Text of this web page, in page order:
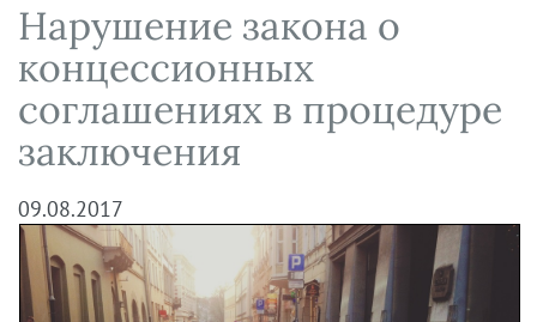
фирмы
Кейсы
Вакансии
Сопровождение бизнеса
Ведение уголовных дел
Защита активов
Ведение дел о банкротстве
Аудиоподкасты
Видеоподкасты
Справочная
Вопросы-ответы
Прямые эфиры
Нарушение закона о
концессионных
соглашениях в процедуре
заключения
09.08.2017